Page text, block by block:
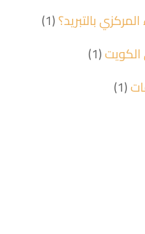
بالتبريد؟(1)
(1)
(1)